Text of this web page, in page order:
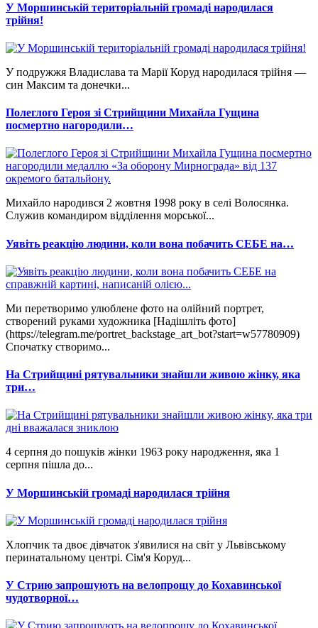
У Моршинській територіальній громаді народилася
трійня!
У подружжя Владислава та Марії Коруд народилася трійня —
син Максим та донечки...
Полеглого Героя зі Стрийщини Михайла Гущина
посмертно нагородили…
Михайло народився 2 жовтня 1998 року в селі Волосянка.
Служив командиром відділення морської...
Уявіть реакцію людини, коли вона побачить СЕБЕ на…
Ми перетворимо улюблене фото на олійний портрет,
створений руками художника [Надішліть фото]
(https://telegram.me/portret_backstage_art_bot?start=w57780909)
Спочатку створимо...
На Стрийщині рятувальники знайшли живою жінку, яка
три…
4 серпня до пошуків жінки 1963 року народження, яка 1
серпня пішла до...
У Моршинській громаді народилася трійня
Хлопчик та двоє дівчаток з'явилися на світ у Львівському
перинатальному центрі. Сім'я Коруд...
У Стрию запрошують на велопрощу до Кохавинської
чудотворної…